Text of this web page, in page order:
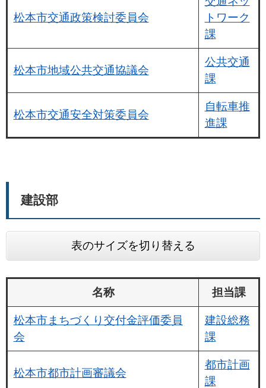
松本市交通政策検討委員会
トワーク
課
松本市地域公共交通協議会
公共交通
課
松本市交通安全対策委員会
自転車推
進課
建設部
表のサイズを切り替える
名称 担当課
松本市まちづくり交付金評価委員
会
建設総務
課
松本市都市計画審議会
都市計画
課